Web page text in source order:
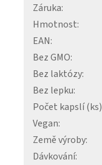
Záruka:
Hmotnost:
EAN:
Bez GMO:
Bez laktózy:
Bez lepku:
Počet kapslí (ks)
Vegan:
Země výroby:
Dávkování: